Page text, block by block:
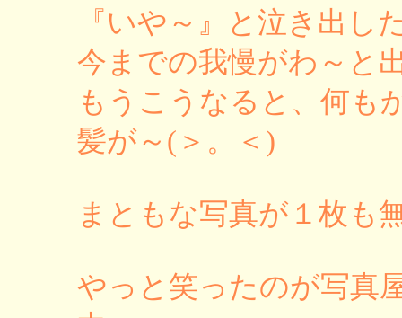
『いや～』と泣き出し
今までの我慢がわ～と
もうこうなると、何も
髪が～(＞。＜)
まともな写真が１枚も
やっと笑ったのが写真